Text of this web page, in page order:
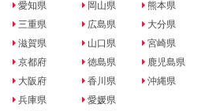
愛知県
三重県
滋賀県
京都府
大阪府
兵庫県
岡山県
広島県
山口県
徳島県
香川県
愛媛県
熊本県
大分県
宮崎県
鹿児島県
沖縄県